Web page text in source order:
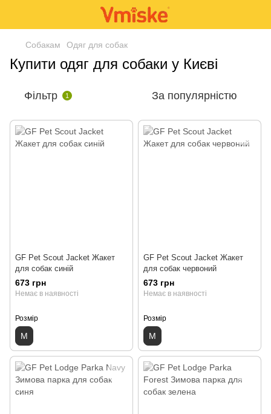
Собакам Одяг для собак
Купити одяг для собаки у Києві
Фільтр 1 За популярністю
GF Pet Scout Jacket Жакет
для собак синій
673 грн
Немає в наявності
Розмір
M
GF Pet Scout Jacket Жакет
для собак червоний
673 грн
Немає в наявності
Розмір
M